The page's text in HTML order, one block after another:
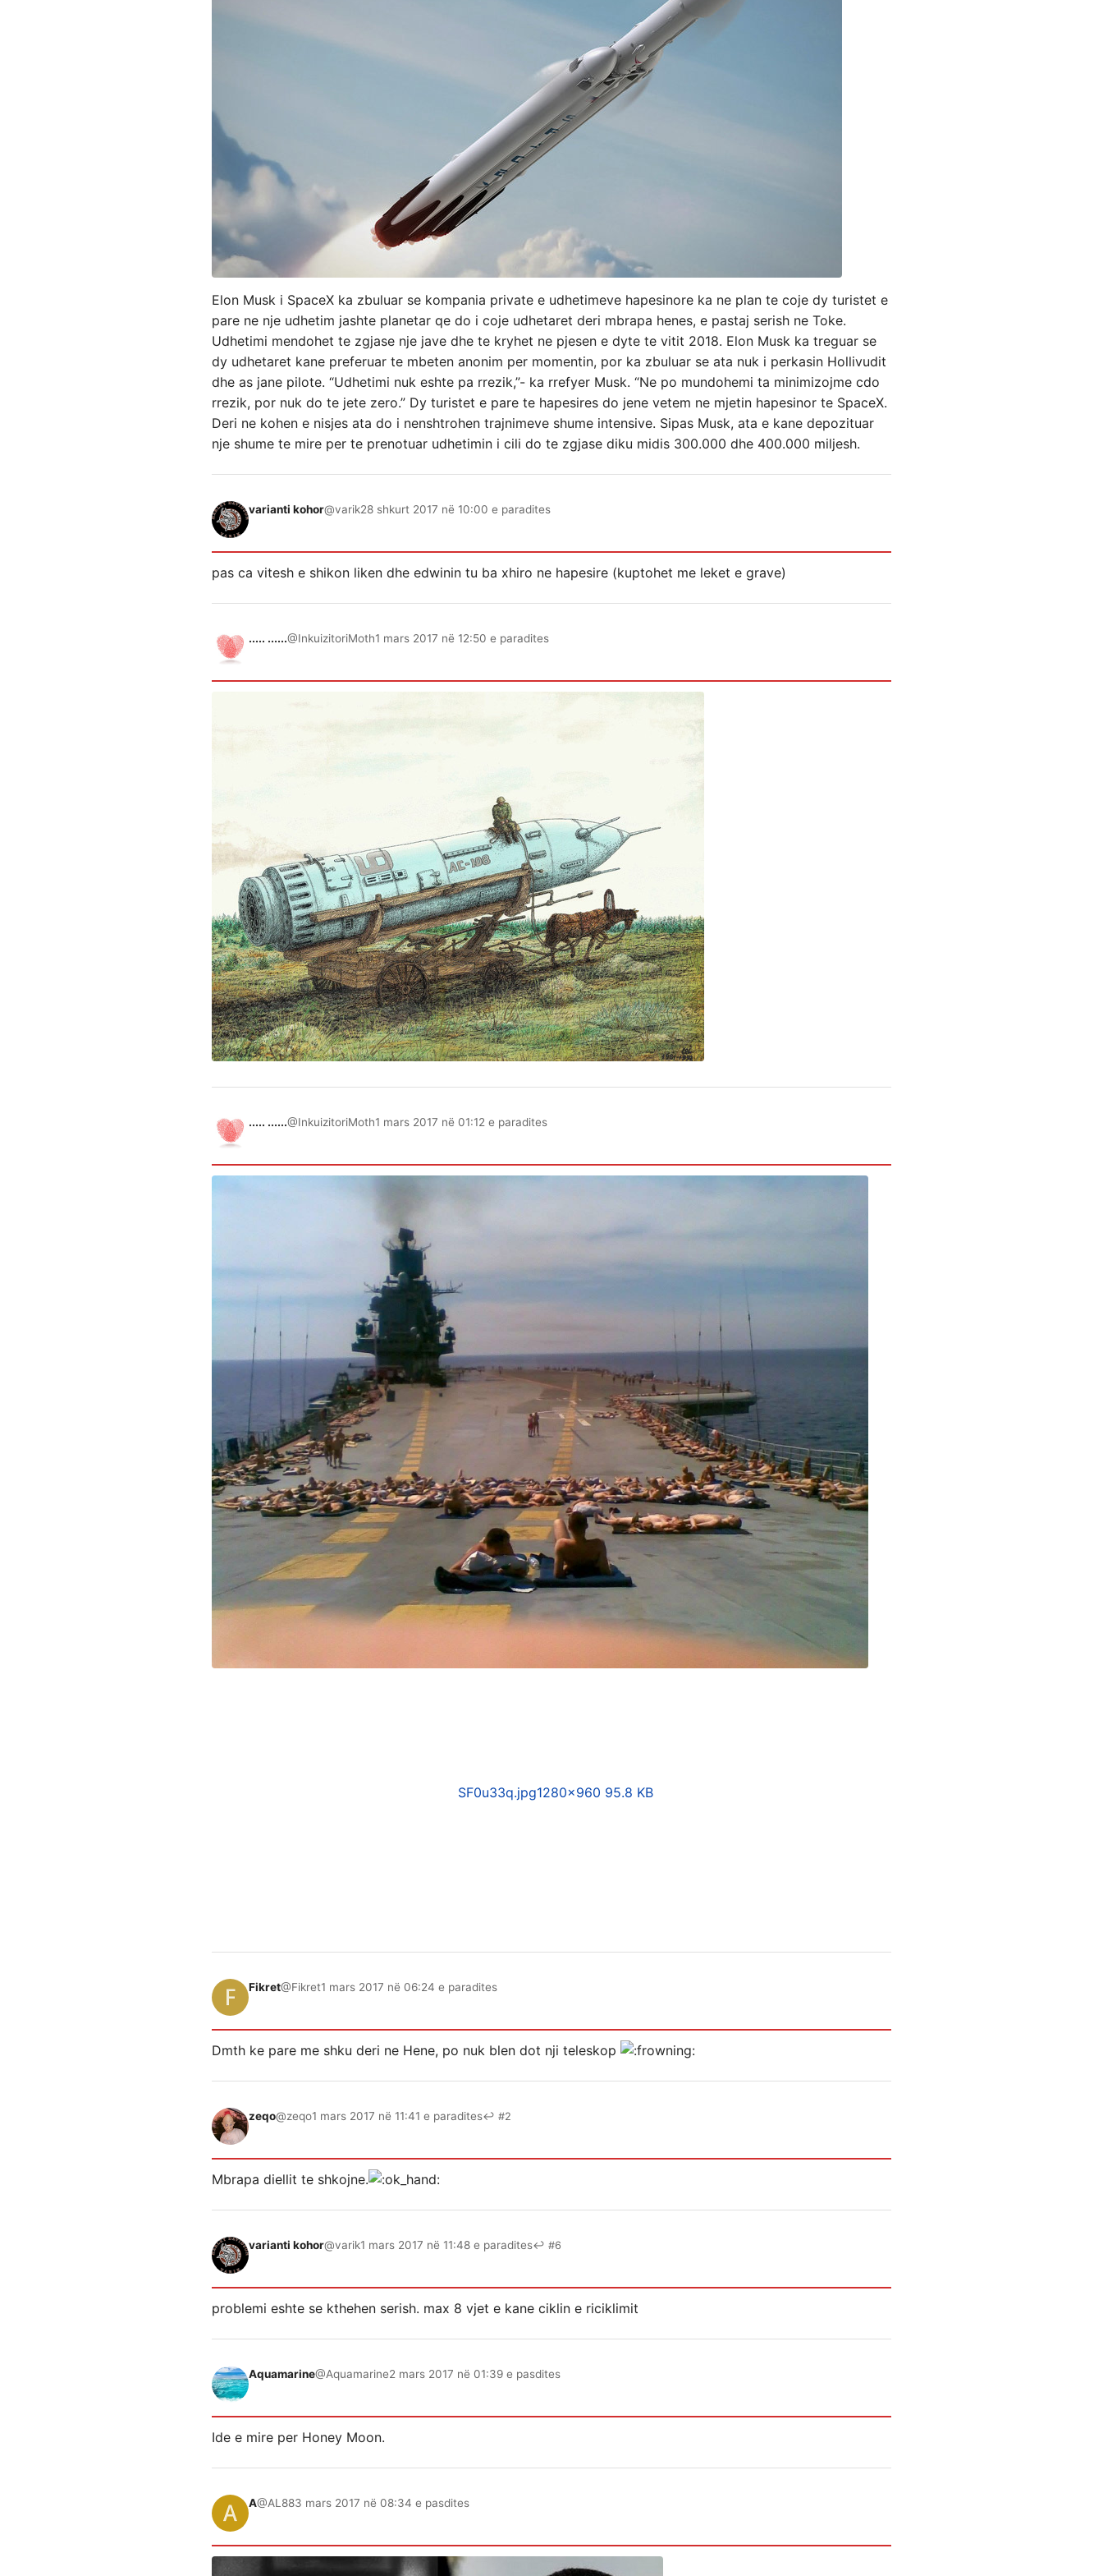
Elon Musk i SpaceX ka zbuluar se kompania private e udhetimeve hapesinore ka ne plan te coje dy turistet e
pare ne nje udhetim jashte planetar qe do i coje udhetaret deri mbrapa henes, e pastaj serish ne Toke.
Udhetimi mendohet te zgjase nje jave dhe te kryhet ne pjesen e dyte te vitit 2018. Elon Musk ka treguar se
dy udhetaret kane preferuar te mbeten anonim per momentin, por ka zbuluar se ata nuk i perkasin Hollivudit
dhe as jane pilote. “Udhetimi nuk eshte pa rrezik,”- ka rrefyer Musk. “Ne po mundohemi ta minimizojme cdo
rrezik, por nuk do te jete zero.” Dy turistet e pare te hapesires do jene vetem ne mjetin hapesinor te SpaceX.
Deri ne kohen e nisjes ata do i nenshtrohen trajnimeve shume intensive. Sipas Musk, ata e kane depozituar
nje shume te mire per te prenotuar udhetimin i cili do te zgjase diku midis 300.000 dhe 400.000 miljesh.
varianti kohor@varik28 shkurt 2017 në 10:00 e paradites
pas ca vitesh e shikon liken dhe edwinin tu ba xhiro ne hapesire (kuptohet me leket e grave)
..... ......@InkuizitoriMoth1 mars 2017 në 12:50 e paradites
..... ......@InkuizitoriMoth1 mars 2017 në 01:12 e paradites
SF0u33q.jpg1280×960 95.8 KB
Fikret@Fikret1 mars 2017 në 06:24 e paradites
Dmth ke pare me shku deri ne Hene, po nuk blen dot nji teleskop
zeqo@zeqo1 mars 2017 në 11:41 e paradites↩ #2
Mbrapa diellit te shkojne.
varianti kohor@varik1 mars 2017 në 11:48 e paradites↩ #6
problemi eshte se kthehen serish. max 8 vjet e kane ciklin e riciklimit
Aquamarine@Aquamarine2 mars 2017 në 01:39 e pasdites
Ide e mire per Honey Moon.
A@AL883 mars 2017 në 08:34 e pasdites